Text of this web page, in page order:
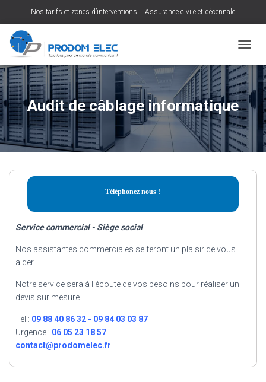
Nos tarifs et zones d’interventions Assurance civile et décennale
É
P
I
E
R
L
A
Audit de câblage informatique
Téléphonez nous !
Service commercial - Siège social
Nos assistantes commerciales se feront un plaisir de vous
aider.
Notre service sera à l'écoute de vos besoins pour réaliser un
devis sur mesure.
Tél : 09 88 40 86 32 - 09 84 03 03 87
Urgence : 06 05 23 18 57
contact@prodomelec.fr